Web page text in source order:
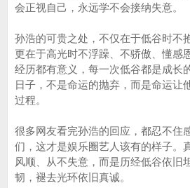
会正视自己，永远学不会接纳失意。
孙浩的可贵之处，不仅在于低谷时不
更在于高光时不浮躁、不骄傲、懂感
经历都有意义，每一次低谷都是成长
日子，不是命运的抛弃，而是命运让
过程。
很多网友看完孙浩的回应，都忍不住
们，这才是娱乐圈艺人该有的样子。
风顺、从不失意，而是历经低谷依旧
韧，褪去光环依旧真诚。